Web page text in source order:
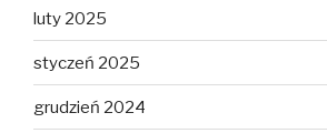
luty 2025
styczeń 2025
grudzień 2024